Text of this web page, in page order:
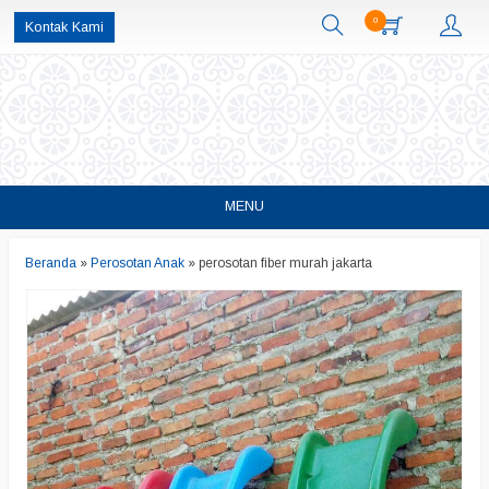
Kontak Kami 0
MENU
Beranda » Perosotan Anak » perosotan fiber murah jakarta